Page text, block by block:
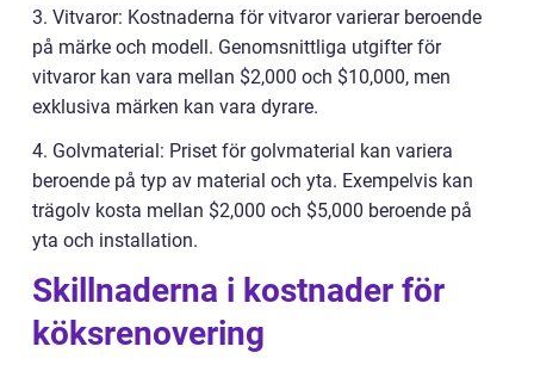
3. Vitvaror: Kostnaderna för vitvaror varierar beroende
på märke och modell. Genomsnittliga utgifter för
vitvaror kan vara mellan $2,000 och $10,000, men
exklusiva märken kan vara dyrare.
4. Golvmaterial: Priset för golvmaterial kan variera
beroende på typ av material och yta. Exempelvis kan
trägolv kosta mellan $2,000 och $5,000 beroende på
yta och installation.
Skillnaderna i kostnader för
köksrenovering